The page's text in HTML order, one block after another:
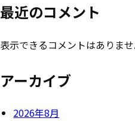
最近のコメント
表示できるコメントはありませ
アーカイブ
2026年8月